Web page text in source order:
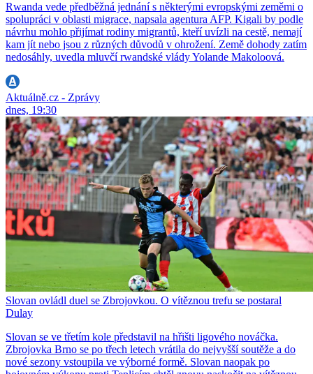
Rwanda vede předběžná jednání s některými evropskými zeměmi o
spolupráci v oblasti migrace, napsala agentura AFP. Kigali by podle
návrhu mohlo přijímat rodiny migrantů, kteří uvízli na cestě, nemají
kam jít nebo jsou z různých důvodů v ohrožení. Země dohody zatím
nedosáhly, uvedla mluvčí rwandské vlády Yolande Makoloová.
Aktuálně.cz - Zprávy
dnes, 19:30
Slovan ovládl duel se Zbrojovkou. O vítěznou trefu se postaral
Dulay
Slovan se ve třetím kole představil na hřišti ligového nováčka.
Zbrojovka Brno se po třech letech vrátila do nejvyšší soutěže a do
nové sezony vstoupila ve výborné formě. Slovan naopak po